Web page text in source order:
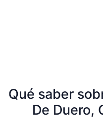
Qué saber
De Duero,